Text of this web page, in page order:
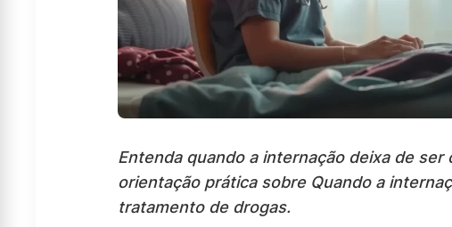
Entenda quando a internação deixa de ser
orientação prática sobre Quando a
tratamento de drogas.